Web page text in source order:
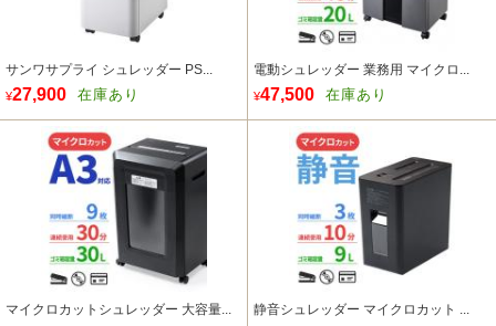
サンワサプライ シュレッダー PS...
¥27,900 在庫あり
電動シュレッダー 業務用 マイクロ...
¥47,500 在庫あり
マイクロカットシュレッダー 大容量... 静音シュレッダー マイクロカット ...